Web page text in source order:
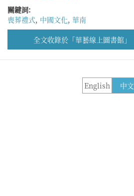
關鍵詞:
喪葬禮式, 中國文化, 華南
全文收錄於「華藝線上圖書館」
中文
English